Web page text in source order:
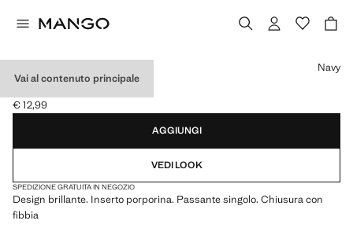
Vai al contenuto principale
CINTURA PORPORINA
Prezzo attuale [€ 12,99 ]
€ 12,99
Seleziona un colore
Navy
AGGIUNGI
VEDI LOOK
SPEDIZIONE GRATUITA IN NEGOZIO
Design brillante. Inserto porporina. Passante singolo. Chiusura con
fibbia